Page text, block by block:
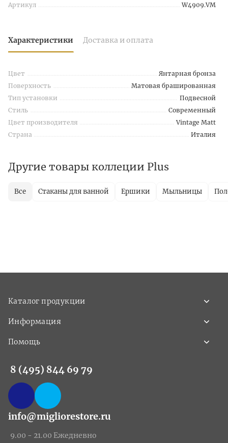
Артикул W4909.VM
Характеристики Доставка и оплата
Цвет
Янтарная бронза
Поверхность
Матовая брашированная
Тип установки
Подвесной
Стиль
Современный
Цвет производителя
Vintage Matt
Страна
Италия
Другие товары коллеции Plus
Все Стаканы для ванной Ершики Мыльницы
Каталог продукции
Информация
Помощь
8 (495) 844 69 79
info@migliorestore.ru
9.00 - 21.00 Ежедневно